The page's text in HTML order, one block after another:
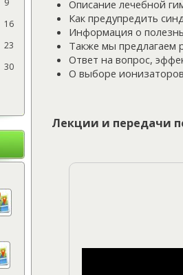
9
16
23
30
Описание лечебной
Как предупредить
Информация о
Также мы предлагаем
Ответ на вопрос,
О выборе
Лекции и передачи